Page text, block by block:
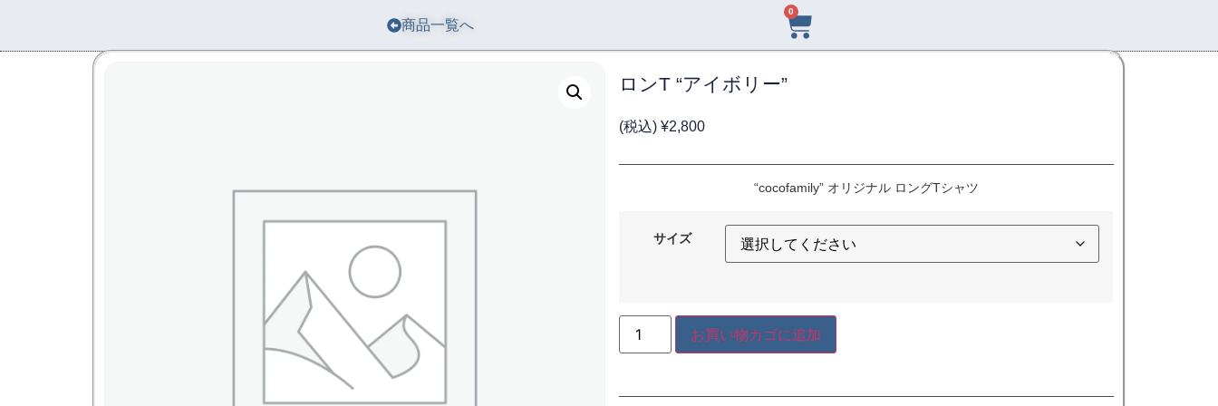
商品一覧へ
0
ロンT “アイボリー”
(税込)¥2,800
“cocofamily” オリジナル ロングTシャツ
サイズ
お買い物カゴに追加